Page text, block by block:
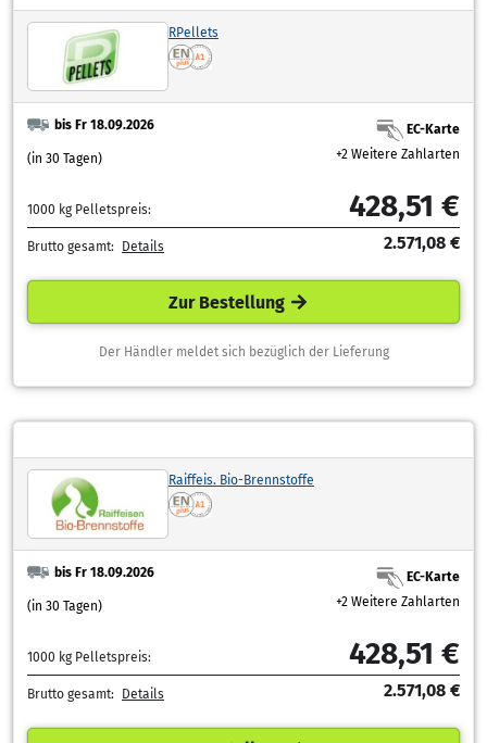
RPellets
bis Fr 18.09.2026
(in 30 Tagen)
EC-Karte
+2 Weitere Zahlarten
1000 kg Pelletspreis: 428,51 €
Brutto gesamt: Details 2.571,08 €
Zur Bestellung
Der Händler meldet sich bezüglich der Lieferung
Raiffeis. Bio-Brennstoffe
bis Fr 18.09.2026
(in 30 Tagen)
EC-Karte
+2 Weitere Zahlarten
1000 kg Pelletspreis: 428,51 €
Brutto gesamt: Details 2.571,08 €